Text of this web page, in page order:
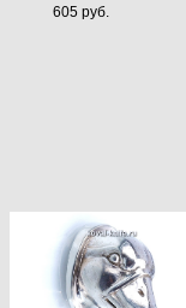
605 руб.